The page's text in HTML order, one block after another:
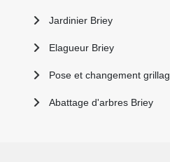
Jardinier Briey
Elagueur Briey
Pose et changement
Abattage d'arbres Briey